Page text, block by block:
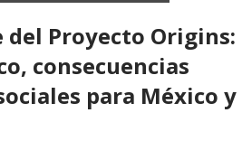
del Proyecto Origins:
consecuencias
para México y